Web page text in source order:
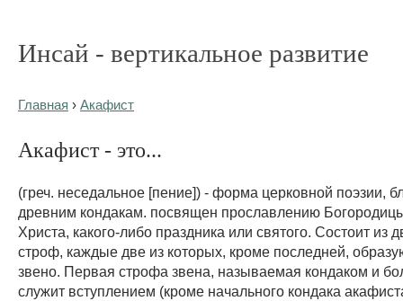
Инсай - вертикальное развитие
Главная › Акафист
Акафист - это...
(греч. неседальное [пение]) - форма церковной поэзии,
древним кондакам. посвящен прославлению
Христа, какого-либо праздника или святого. Состоит из
строф, каждые две из которых, кроме последней,
звено. Первая строфа звена, называемая кондаком и
служит вступлением (кроме начального кондака